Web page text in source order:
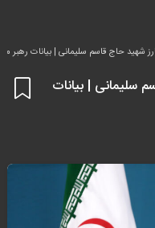
شهید حاج قاسم سلیمانی | بیانات رهبر
سلیمانی | بیانات